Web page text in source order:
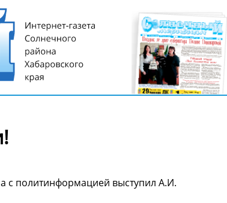
с политинформацией выступил А.И.